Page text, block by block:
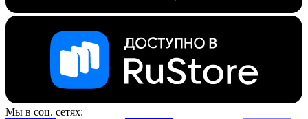
Мы в соц. сетях: